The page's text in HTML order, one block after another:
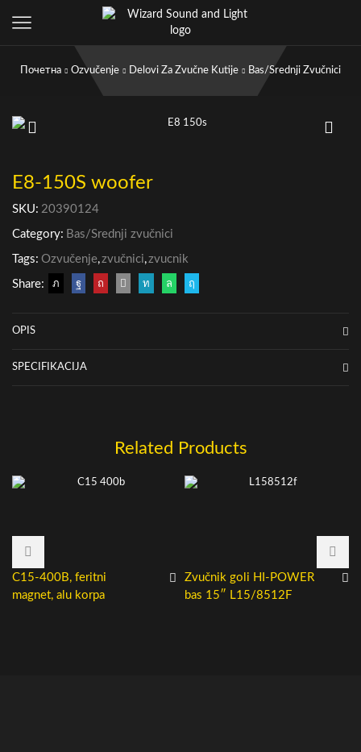
Почетна Ozvučenje Delovi Za Zvučne Kutije Bas/Srednji Zvučnici
E8-150S woofer
SKU: 20390124
Category: Bas/Srednji zvučnici
Tags: Ozvučenje,zvučnici,zvucnik
Share:
OPIS
SPECIFIKACIJA
Related Products
C15-400B, feritni
magnet, alu korpa
Zvučnik goli HI-POWER
bas 15″ L15/8512F